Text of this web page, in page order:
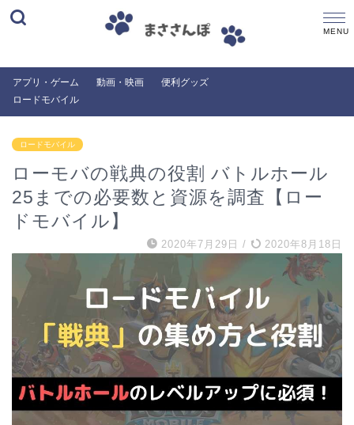
アプリ・ゲーム
ロードモバイル
動画・映画 便利グッズ
ロードモバイル
ローモバの戦典の役割 バトルホール
25までの必要数と資源を調査【ロー
ドモバイル】
2020年7月29日 / 2020年8月18日